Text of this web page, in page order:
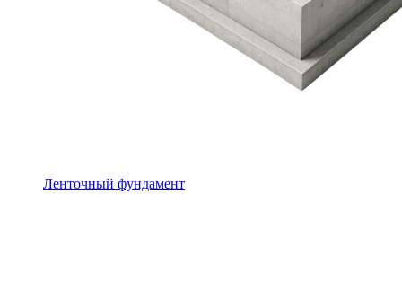
Ленточный фундамент